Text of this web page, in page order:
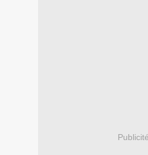
Publicité